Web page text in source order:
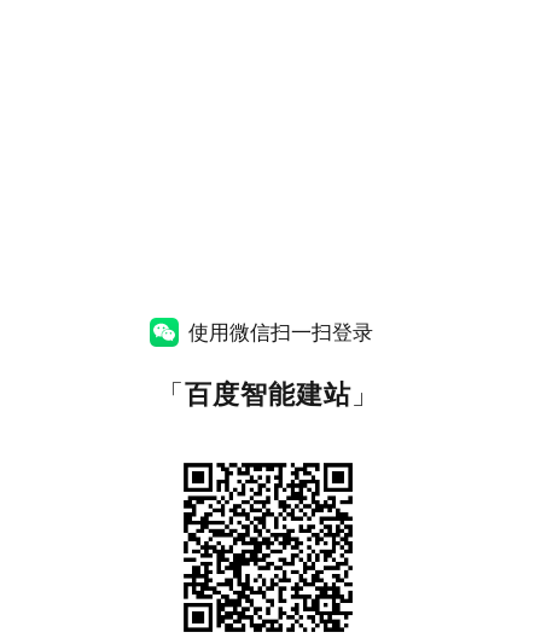
使用微信扫一扫登录
「百度智能建站」